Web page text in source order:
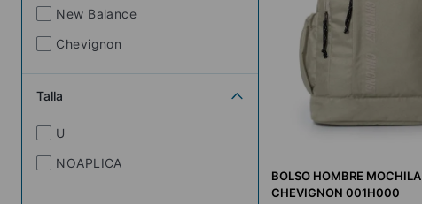
New Balance
Chevignon
Talla
U
NOAPLICA
BOLSO HOMBRE MOCHILA
CHEVIGNON 001H000